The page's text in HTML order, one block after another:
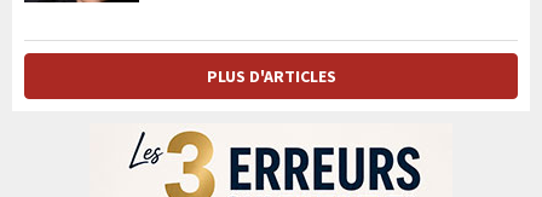
PLUS D'ARTICLES